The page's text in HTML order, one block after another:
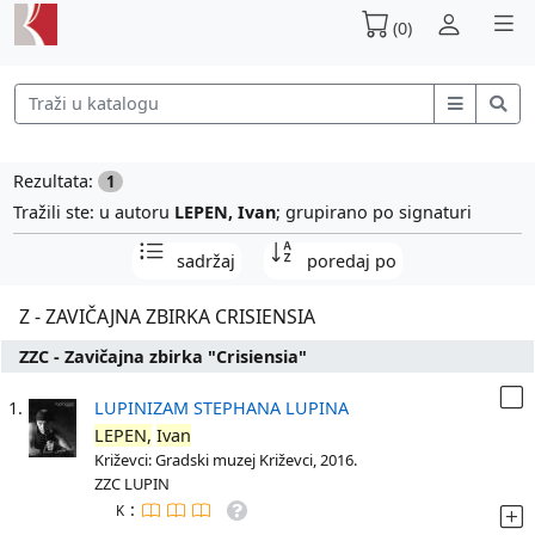
(0)
Rezultata: 1
Tražili ste: u autoru LEPEN, Ivan; grupirano po signaturi
sadržaj poredaj po
Z - ZAVIČAJNA ZBIRKA CRISIENSIA
ZZC - Zavičajna zbirka "Crisiensia"
1.
LUPINIZAM STEPHANA LUPINA
LEPEN, Ivan
Križevci: Gradski muzej Križevci, 2016.
ZZC LUPIN
K :